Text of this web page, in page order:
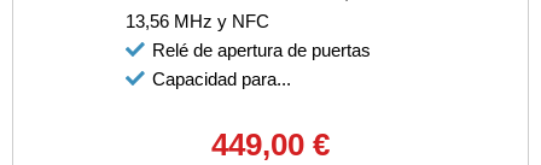
13,56 MHz y NFC
Relé de apertura de puertas
Capacidad para...
449,00 €